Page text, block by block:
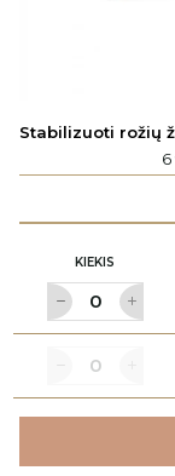
Stabilizuoti rožių
6
KIEKIS